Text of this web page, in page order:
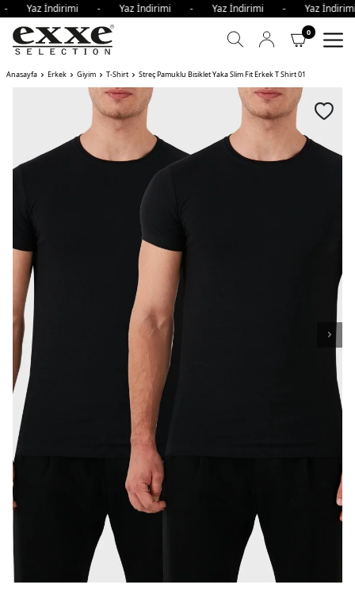
Yaz İndirimi - Yaz İndirimi - Yaz İndirimi - Yaz
0
Anasayfa Erkek Giyim T-Shirt Streç Pamuklu Bisiklet Yaka Slim Fit Erkek T Shirt 01